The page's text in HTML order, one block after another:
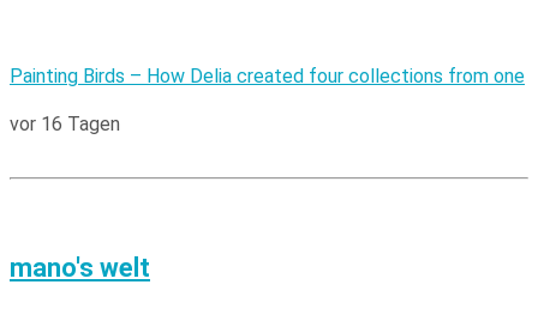
Painting Birds – How Delia created four collections from one
vor 16 Tagen
mano's welt